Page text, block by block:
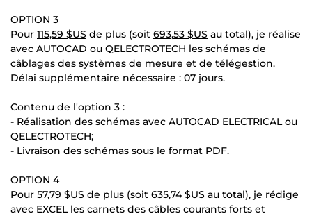
OPTION 3
Pour 115,59 $US de plus (soit 693,53 $US au total), je réalise
avec AUTOCAD ou QELECTROTECH les schémas de
câblages des systèmes de mesure et de télégestion.
Délai supplémentaire nécessaire : 07 jours.
Contenu de l'option 3 :
- Réalisation des schémas avec AUTOCAD ELECTRICAL ou
QELECTROTECH;
- Livraison des schémas sous le format PDF.
OPTION 4
Pour 57,79 $US de plus (soit 635,74 $US au total), je rédige
avec EXCEL les carnets des câbles courants forts et